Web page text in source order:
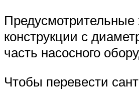
конструкции с
часть насосного
Чтобы перевести